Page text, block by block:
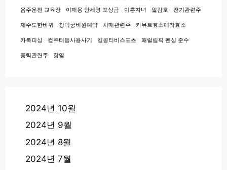
음주운전 교육장 이재용 안세영 포상금 이혼자녀 일감호 전기관련주
제주도한바퀴 창덕궁비원예약 치매관련주 카뮤트효소애착효소
카톡피싱 컴퓨터등사용사기 킹콩티비스포츠 패럴림픽 펜싱 준수
풍력관련주 항염
2024년 10월
2024년 9월
2024년 8월
2024년 7월